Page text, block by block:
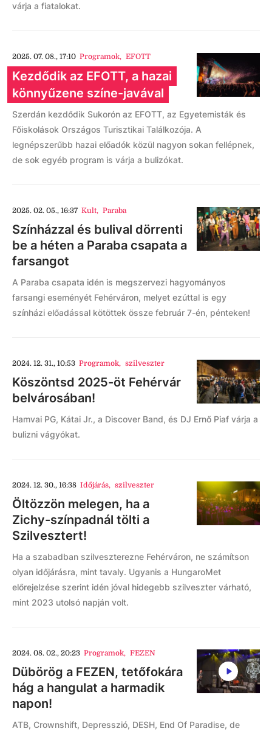
várja a fiatalokat.
2025. 07. 08., 17:10 Programok, EFOTT
Kezdődik az EFOTT, a hazai
könnyűzene színe-javával
Szerdán kezdődik Sukorón az EFOTT, az Egyetemisták és
Főiskolások Országos Turisztikai Találkozója. A
legnépszerűbb hazai előadók közül nagyon sokan fellépnek,
de sok egyéb program is várja a bulizókat.
2025. 02. 05., 16:37 Kult, Paraba
Színházzal és bulival dörrenti
be a héten a Paraba csapata a
farsangot
A Paraba csapata idén is megszervezi hagyományos
farsangi eseményét Fehérváron, melyet ezúttal is egy
színházi előadással kötöttek össze február 7-én, pénteken!
2024. 12. 31., 10:53 Programok, szilveszter
Köszöntsd 2025-öt Fehérvár
belvárosában!
Hamvai PG, Kátai Jr., a Discover Band, és DJ Ernő Piaf várja a
bulizni vágyókat.
2024. 12. 30., 16:38 Időjárás, szilveszter
Öltözzön melegen, ha a
Zichy-színpadnál tölti a
Szilvesztert!
Ha a szabadban szilveszterezne Fehérváron, ne számítson
olyan időjárásra, mint tavaly. Ugyanis a HungaroMet
előrejelzése szerint idén jóval hidegebb szilveszter várható,
mint 2023 utolsó napján volt.
2024. 08. 02., 20:23 Programok, FEZEN
Dübörög a FEZEN, tetőfokára
hág a hangulat a harmadik
napon!
ATB, Crownshift, Depresszió, DESH, End Of Paradise, de